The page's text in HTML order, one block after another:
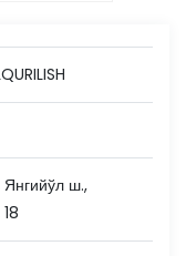
Янгийўл ш.,